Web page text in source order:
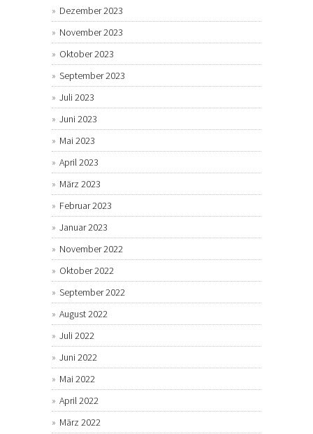
Dezember 2023
November 2023
Oktober 2023
September 2023
Juli 2023
Juni 2023
Mai 2023
April 2023
März 2023
Februar 2023
Januar 2023
November 2022
Oktober 2022
September 2022
August 2022
Juli 2022
Juni 2022
Mai 2022
April 2022
März 2022